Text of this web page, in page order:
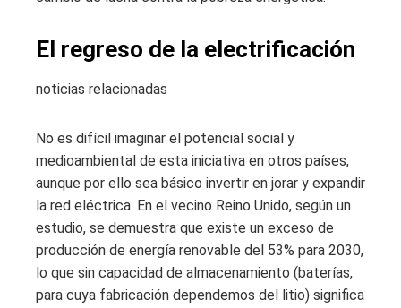
El regreso de la electrificación
noticias relacionadas
No es difícil imaginar el potencial social y
medioambiental de esta iniciativa en otros países,
aunque por ello sea básico invertir en jorar y expandir
la red eléctrica. En el vecino Reino Unido, según un
estudio, se demuestra que existe un exceso de
producción de energía renovable del 53% para 2030,
lo que sin capacidad de almacenamiento (baterías,
para cuya fabricación dependemos del litio) significa